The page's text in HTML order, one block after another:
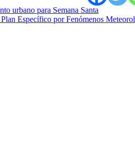
urbano para Semana Santa
Específico por Fenómenos